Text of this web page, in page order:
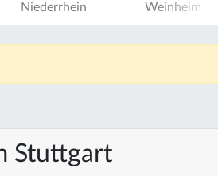
Niederrhein
Weinheim
Stuttgart